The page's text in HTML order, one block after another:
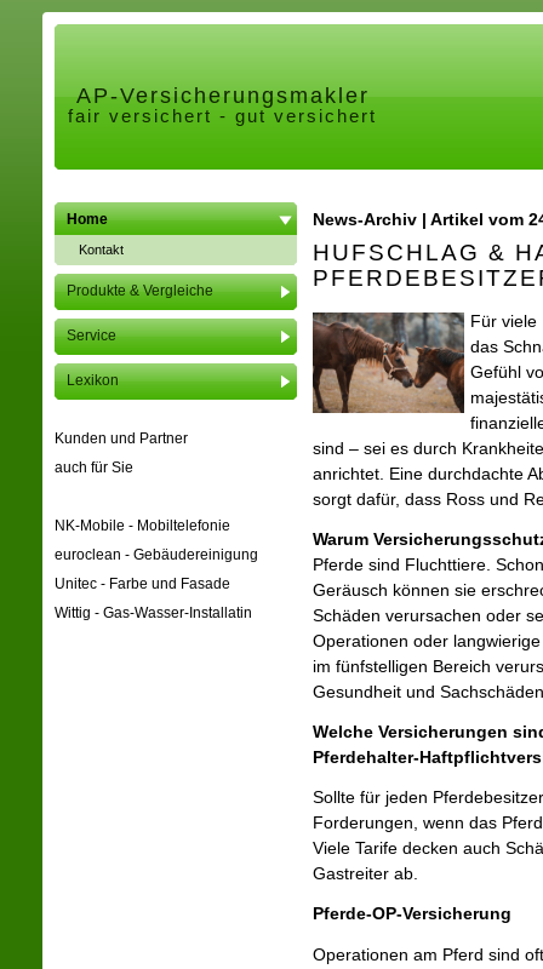
AP-Ver­sicherungs­makler
fair versichert - gut versichert
Home
Kontakt
Produkte & Vergleiche
Service
Lexikon
Kunden und Partner
auch für Sie
NK-Mobile - Mobiltelefonie
euroclean - Gebäudereinigung
Unitec - Farbe und Fasade
Wittig - Gas-Wasser-Installatin
News-Archiv | Artikel vom
HUFSCHLAG &
Für viele
das
Gefühl
sind – sei es durch
anrichtet. Eine durchdachte
sorgt dafür, dass Ross und
Warum
Pferde sind Fluchttiere.
Geräusch können sie
Schäden verursachen oder
Operationen oder
im fünfstelligen Bereich
Gesundheit und
Welche Versicherungen
Pferdehalter-
Sollte für jeden
Forderungen, wenn das
Viele Tarife decken auch
Gastreiter ab.
Pferde-OP-Versicherung
Operationen am Pferd sind